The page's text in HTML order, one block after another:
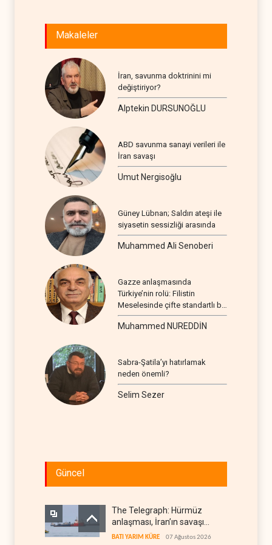
Makaleler
İran, savunma doktrinini mi
değiştiriyor?
Alptekin DURSUNOĞLU
ABD savunma sanayi verileri ile
İran savaşı
Umut Nergisoğlu
Güney Lübnan; Saldırı ateşi ile
siyasetin sessizliği arasında
Muhammed Ali Senoberi
Gazze anlaşmasında
Türkiye’nin rolü: Filistin
Meselesinde çifte standartlı bir
seyir
Muhammed NUREDDİN
Sabra-Şatila’yı hatırlamak
neden önemli?
Selim Sezer
Güncel
The Telegraph: Hürmüz
anlaşması, İran’ın savaşı
kazandığını gösteriyor
BATI YARIM KÜRE 07 Ağustos 2026